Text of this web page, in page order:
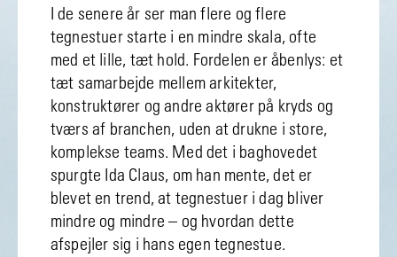
I de senere år ser man flere og flere
tegnestuer starte i en mindre skala, ofte
med et lille, tæt hold. Fordelen er åbenlys: et
tæt samarbejde mellem arkitekter,
konstruktører og andre aktører på kryds og
tværs af branchen, uden at drukne i store,
komplekse teams. Med det i baghovedet
spurgte Ida Claus, om han mente, det er
blevet en trend, at tegnestuer i dag bliver
mindre og mindre – og hvordan dette
afspejler sig i hans egen tegnestue.